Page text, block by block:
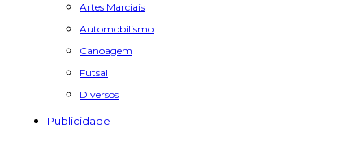
Artes Marciais
Automobilismo
Canoagem
Futsal
Diversos
Publicidade